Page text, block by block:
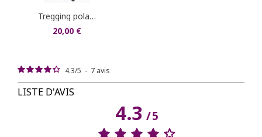
tregging polaire imprimé léopard
20,00 €
4.3/5 - 7 avis
LISTE D'AVIS
4.3/5